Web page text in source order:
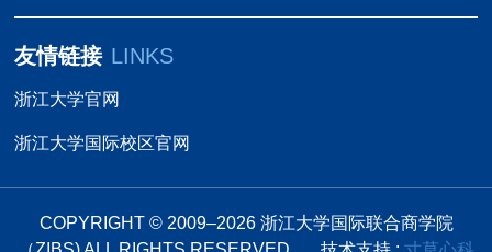
友情链接 LINKS
浙江大学官网
浙江大学国际校区官网
COPYRIGHT © 2009–2026浙江大学国际联合商学院